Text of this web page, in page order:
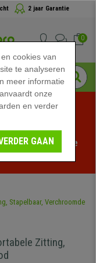
2 jaar Garantie
0
bureaustoelpro!
tijd - Bekijk de
Zitting,
cookies van
te analyseren
meer informatie
onze
en verder
GAAN